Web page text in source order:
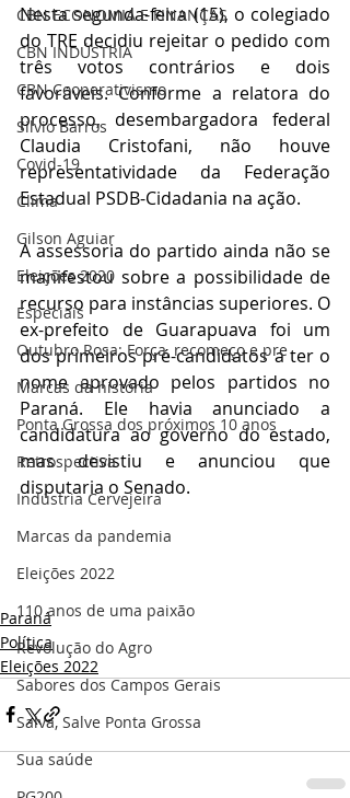
CBN ECONOMIA E FINANÇAS
CBN INDÚSTRIA
CBN Cooperativismo
Silvio Barros
Covid-19
Clima
Gilson Aguiar
Eleições 2020
Especiais
Outubro Rosa: Força, recomeço e pre
Marcas da história
Ponta Grossa dos próximos 10 anos
Retrospectiva
Indústria Cervejeira
Marcas da pandemia
Eleições 2022
110 anos de uma paixão
Revolução do Agro
Sabores dos Campos Gerais
Salva, Salve Ponta Grossa
Sua saúde
Nesta segunda-feira (15), o colegiado
do TRE decidiu rejeitar o pedido com
três votos contrários e dois
favoráveis. Conforme a relatora do
processo, desembargadora federal
Claudia Cristofani, não houve
representatividade da Federação
Estadual PSDB-Cidadania na ação.
A assessoria do partido ainda não se
manifestou sobre a possibilidade de
recurso para instâncias superiores. O
ex-prefeito de Guarapuava foi um
dos primeiros pré-candidatos a ter o
nome aprovado pelos partidos no
Paraná. Ele havia anunciado a
candidatura ao governo do estado,
mas desistiu e anunciou que
disputaria o Senado.
Paraná
Política
Eleições 2022